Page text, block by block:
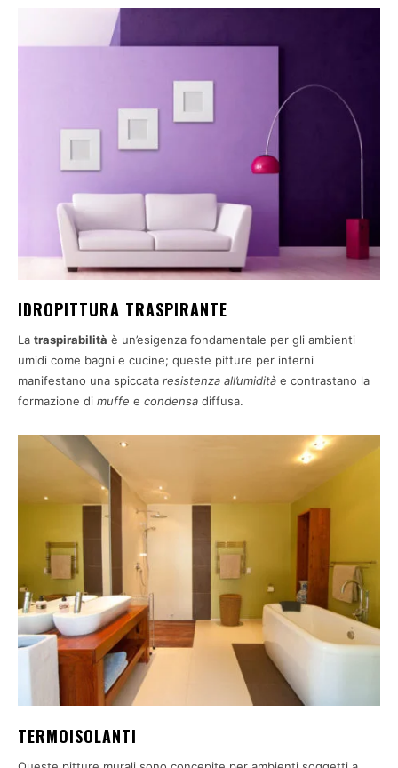
IDROPITTURA TRASPIRANTE
La traspirabilità è un’esigenza fondamentale per gli ambienti
umidi come bagni e cucine; queste pitture per interni
manifestano una spiccata resistenza all’umidità e contrastano la
formazione di muffe e condensa diffusa.
TERMOISOLANTI